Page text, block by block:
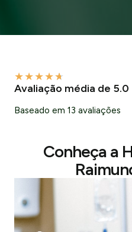
★★★★★
Avaliação média de 5.0
Baseado em 13 avaliações
Conheça a